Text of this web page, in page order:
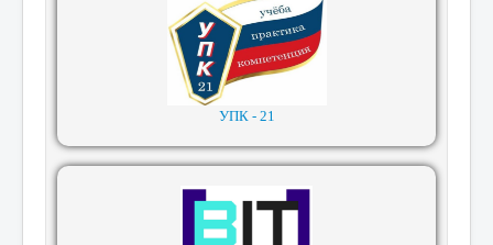
УПК - 21